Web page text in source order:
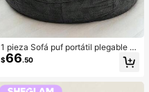
1 pieza Sofá puf portátil plegable m
ultifuncional minimalista de terciop
elo holgado, silla de descanso (solo
olor para sala de estar, funda de sof
$66.50